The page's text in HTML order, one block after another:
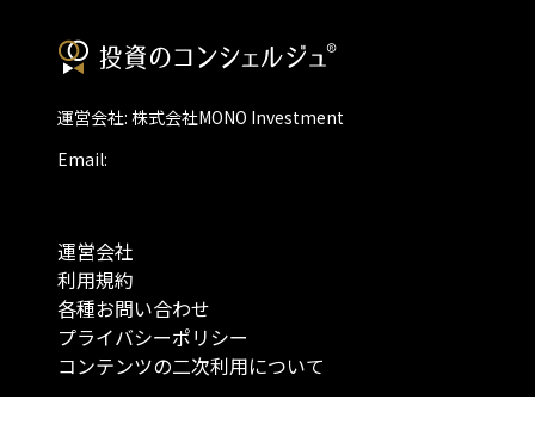
運営会社: 株式会社MONO Investment
Email:
運営会社
利用規約
各種お問い合わせ
プライバシーポリシー
コンテンツの二次利用について